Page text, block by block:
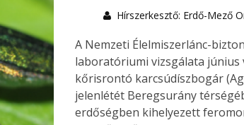
Hírszerkesztő: Erdő-Mező
A Nemzeti Élelmiszerlánc-
laboratóriumi vizsgálata június
kőrisrontó karcsúdíszbogár
jelenlétét Beregsurány
erdőségben kihelyezett